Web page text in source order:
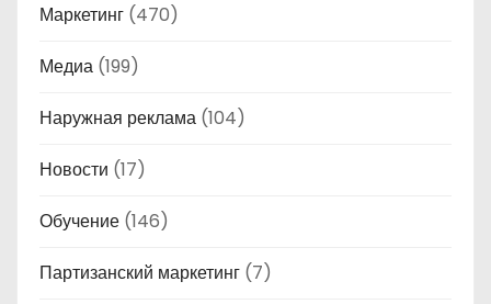
Маркетинг (470)
Медиа (199)
Наружная реклама (104)
Новости (17)
Обучение (146)
Партизанский маркетинг (7)